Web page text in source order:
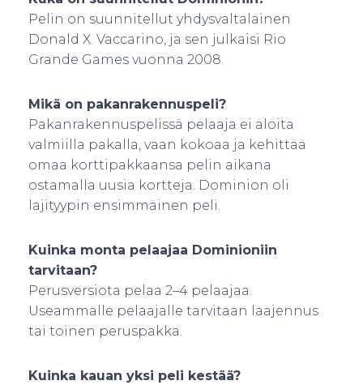
Pelin on suunnitellut yhdysvaltalainen
Donald X. Vaccarino, ja sen julkaisi Rio
Grande Games vuonna 2008.
Mikä on pakanrakennuspeli?
Pakanrakennuspelissä pelaaja ei aloita
valmiilla pakalla, vaan kokoaa ja kehittää
omaa korttipakkaansa pelin aikana
ostamalla uusia kortteja. Dominion oli
lajityypin ensimmäinen peli.
Kuinka monta pelaajaa Dominioniin
tarvitaan?
Perusversiota pelaa 2–4 pelaajaa.
Useammalle pelaajalle tarvitaan laajennus
tai toinen peruspakka.
Kuinka kauan yksi peli kestää?